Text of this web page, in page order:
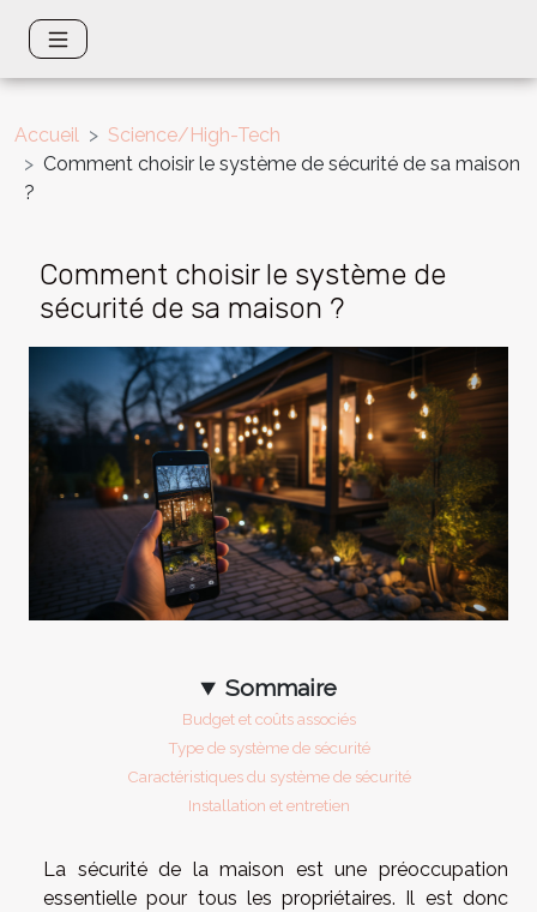
Accueil
Science/High-Tech
Comment choisir le système de sécurité de sa maison
?
Comment choisir le système de
sécurité de sa maison ?
Sommaire
Budget et coûts associés
Type de système de sécurité
Caractéristiques du système de sécurité
Installation et entretien
La sécurité de la maison est une préoccupation
essentielle pour tous les propriétaires. Il est donc